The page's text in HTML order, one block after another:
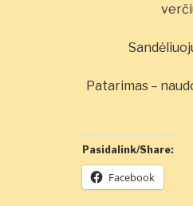
Patarimas –
Pasidalink/Share:
Facebook